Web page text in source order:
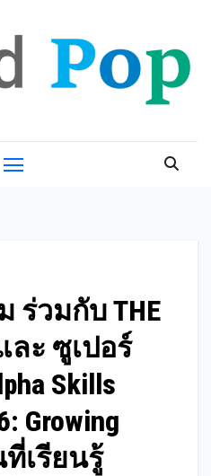
ร่วมกับ THE
และ ซูเปอร์
Skills
Growing
ที่เรียนรู้